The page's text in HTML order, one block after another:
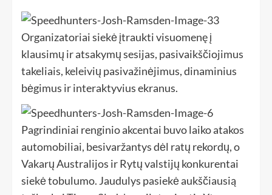
Organizatoriai siekė įtraukti visuomenę į
klausimų ir atsakymų sesijas, pasivaikščiojimus
takeliais, keleivių pasivažinėjimus, dinaminius
bėgimus ir interaktyvius ekranus.
Pagrindiniai renginio akcentai buvo laiko atakos
automobiliai, besivaržantys dėl ratų rekordų, o
Vakarų Australijos ir Rytų valstijų konkurentai
siekė tobulumo. Jaudulys pasiekė aukščiausią